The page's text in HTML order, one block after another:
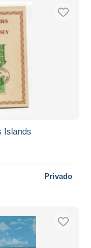
Islands
Privado